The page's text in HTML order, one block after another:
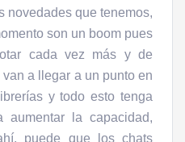
novedades que tenemos,
son un boom pues
cada vez más y de
a llegar a un punto en
y todo esto tenga
aumentar la capacidad,
puede que los chats